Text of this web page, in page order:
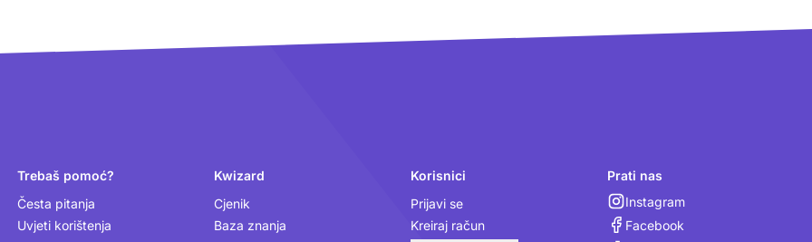
Trebaš pomoć?
Česta pitanja
Uvjeti korištenja
Kwizard
Cjenik
Baza znanja
Korisnici
Prijavi se
Kreiraj račun
Prati nas
Instagram
Facebook